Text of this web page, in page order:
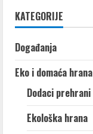
KATEGORIJE
Događanja
Eko i domaća hrana
Dodaci prehrani
Ekološka hrana